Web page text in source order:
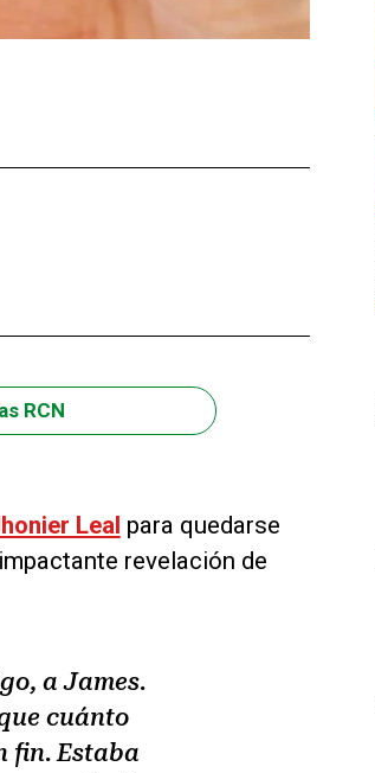
RCN
Leal para quedarse
revelación de
a James.
cuánto
fin. Estaba